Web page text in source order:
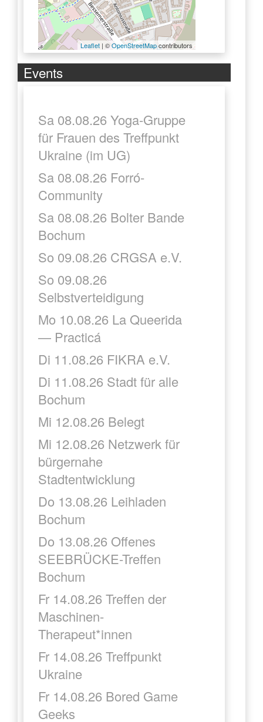
Leaflet | ©OpenStreetMapcontributors
Events
Sa 08.08.26 Yoga-Gruppe
für Frauen des Treffpunkt
Ukraine (im UG)
Sa 08.08.26 Forró-
Community
Sa 08.08.26 Bolter Bande
Bochum
So 09.08.26 CRGSA e.V.
So 09.08.26
Selbstverteidigung
Mo 10.08.26 La Queerida
— Practicá
Di 11.08.26 FIKRA e.V.
Di 11.08.26 Stadt für alle
Bochum
Mi 12.08.26 Belegt
Mi 12.08.26 Netzwerk für
bürgernahe
Stadtentwicklung
Do 13.08.26 Leihladen
Bochum
Do 13.08.26 Offenes
SEEBRÜCKE-Treffen
Bochum
Fr 14.08.26 Treffen der
Maschinen-
Therapeut*innen
Fr 14.08.26 Treffpunkt
Ukraine
Fr 14.08.26 Bored Game
Geeks